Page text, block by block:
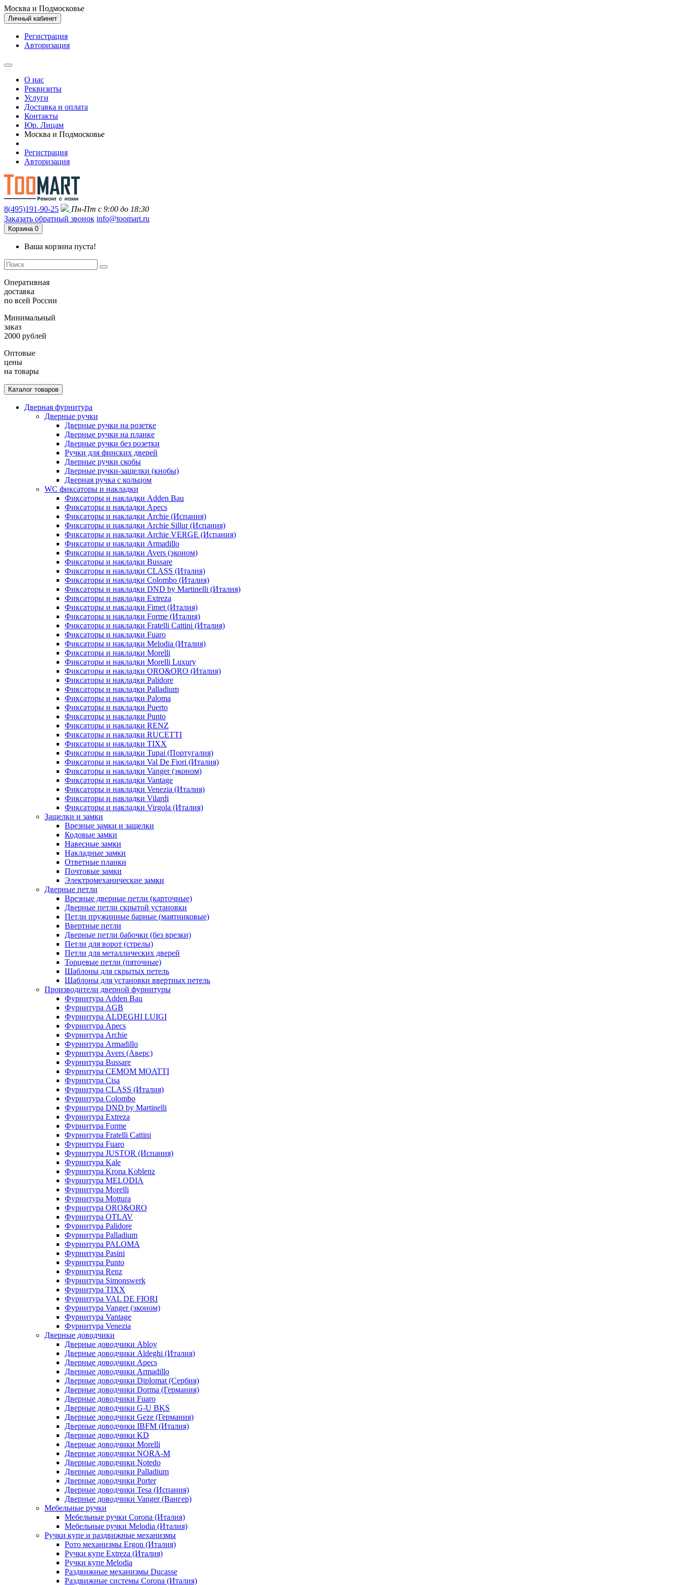
Москва и Подмосковье
Личный кабинет
Регистрация
Авторизация
О нас
Реквизиты
Услуги
Доставка и оплата
Контакты
Юр. Лицам
Москва и Подмосковье
Регистрация
Авторизация
8(495)191-90-25
Пн-Пт с 9:00 до 18:30
Заказать обратный звонок info@toomart.ru
Корзина 0
Ваша корзина пуста!
Оперативная
доставка
по всей России
Минимальный
заказ
2000 рублей
Оптовые
цены
на товары
Каталог товаров
Дверная фурнитура
Дверные ручки
Дверные ручки на розетке
Дверные ручки на планке
Дверные ручки без розетки
Ручки для финских дверей
Дверные ручки скобы
Дверные ручки-защелки (кнобы)
Дверная ручка с кольцом
WC фиксаторы и накладки
Фиксаторы и накладки Adden Bau
Фиксаторы и накладки Apecs
Фиксаторы и накладки Archie (Испания)
Фиксаторы и накладки Archie Sillur (Испания)
Фиксаторы и накладки Archie VERGE (Испания)
Фиксаторы и накладки Armadillo
Фиксаторы и накладки Avers (эконом)
Фиксаторы и накладки Bussare
Фиксаторы и накладки CLASS (Италия)
Фиксаторы и накладки Colombo (Италия)
Фиксаторы и накладки DND by Martinelli (Италия)
Фиксаторы и накладки Extreza
Фиксаторы и накладки Fimet (Италия)
Фиксаторы и накладки Forme (Италия)
Фиксаторы и накладки Fratelli Cattini (Италия)
Фиксаторы и накладки Fuaro
Фиксаторы и накладки Melodia (Италия)
Фиксаторы и накладки Morelli
Фиксаторы и накладки Morelli Luxury
Фиксаторы и накладки ORO&ORO (Италия)
Фиксаторы и накладки Palidore
Фиксаторы и накладки Palladium
Фиксаторы и накладки Paloma
Фиксаторы и накладки Puerto
Фиксаторы и накладки Punto
Фиксаторы и накладки RENZ
Фиксаторы и накладки RUCETTI
Фиксаторы и накладки TIXX
Фиксаторы и накладки Tupai (Португалия)
Фиксаторы и накладки Val De Fiori (Италия)
Фиксаторы и накладки Vanger (эконом)
Фиксаторы и накладки Vantage
Фиксаторы и накладки Venezia (Италия)
Фиксаторы и накладки Vilardi
Фиксаторы и накладки Virgola (Италия)
Защелки и замки
Врезные замки и защелки
Кодовые замки
Навесные замки
Накладные замки
Ответные планки
Почтовые замки
Электромеханические замки
Дверные петли
Врезные дверные петли (карточные)
Дверные петли скрытой установки
Петли пружинные барные (маятниковые)
Ввертные петли
Дверные петли бабочки (без врезки)
Петли для ворот (стрелы)
Петли для металлических дверей
Торцевые петли (пяточные)
Шаблоны для скрытых петель
Шаблоны для установки ввертных петель
Производители дверной фурнитуры
Фурнитура Adden Bau
Фурнитура AGB
Фурнитура ALDEGHI LUIGI
Фурнитура Apecs
Фурнитура Archie
Фурнитура Armadillo
Фурнитура Avers (Аверс)
Фурнитура Bussare
Фурнитура CEMOM MOATTI
Фурнитура Cisa
Фурнитура CLASS (Италия)
Фурнитура Colombo
Фурнитура DND by Martinelli
Фурнитура Extreza
Фурнитура Forme
Фурнитура Fratelli Cattini
Фурнитура Fuaro
Фурнитура JUSTOR (Испания)
Фурнитура Kale
Фурнитура Krona Koblenz
Фурнитура MELODIA
Фурнитура Morelli
Фурнитура Mottura
Фурнитура ORO&ORO
Фурнитура OTLAV
Фурнитура Palidore
Фурнитура Palladium
Фурнитура PALOMA
Фурнитура Pasini
Фурнитура Punto
Фурнитура Renz
Фурнитура Simonswerk
Фурнитура TIXX
Фурнитура VAL DE FIORI
Фурнитура Vanger (эконом)
Фурнитура Vantage
Фурнитура Venezia
Дверные доводчики
Дверные доводчики Abloy
Дверные доводчики Aldeghi (Италия)
Дверные доводчики Apecs
Дверные доводчики Armadillo
Дверные доводчики Diplomat (Сербия)
Дверные доводчики Dorma (Германия)
Дверные доводчики Fuaro
Дверные доводчики G-U BKS
Дверные доводчики Geze (Германия)
Дверные доводчики IBFM (Италия)
Дверные доводчики KD
Дверные доводчики Morelli
Дверные доводчики NORA-M
Дверные доводчики Notedo
Дверные доводчики Palladium
Дверные доводчики Porter
Дверные доводчики Tesa (Испания)
Дверные доводчики Vanger (Вангер)
Мебельные ручки
Мебельные ручки Corona (Италия)
Мебельные ручки Melodia (Италия)
Ручки купе и раздвижные механизмы
Рото механизмы Ergon (Италия)
Ручки купе Extreza (Италия)
Ручки купе Melodia
Раздвижные механизмы Ducasse
Раздвижные системы Corona (Италия)